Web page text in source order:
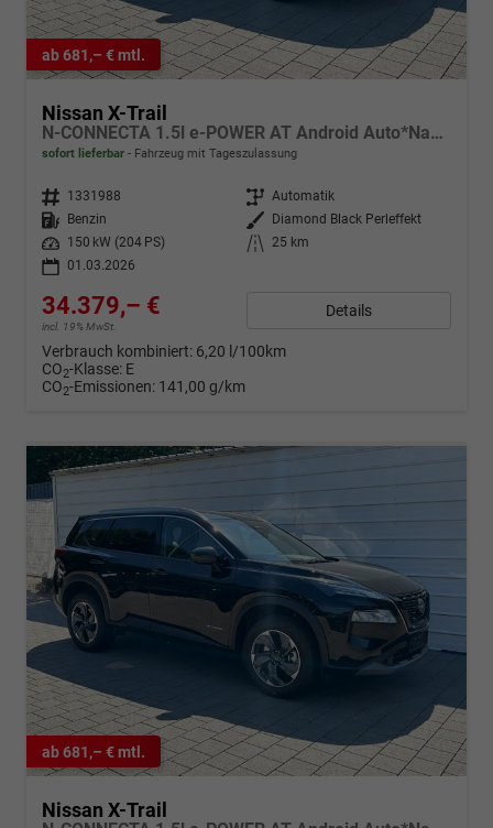
ab 681,– € mtl.
Nissan X-Trail
N-CONNECTA 1.5l e-POWER AT Android Auto*Navi*SHZ*3Z Klimaauto*360°*ACC*E-Heck
sofort lieferbar Fahrzeug mit Tageszulassung
Fahrzeugnr. 1331988 Getriebe Automatik
Kraftstoff
Benzin Außenfarbe
Diamond Black Perleffekt
Leistung
150 kW (204 PS) Kilometerstand
25 km
01.03.2026
34.379,– €
incl. 19% MwSt.
Details
Verbrauch kombiniert: 6,20 l/100km
CO2-Klasse: E
CO2-Emissionen: 141,00 g/km
ab 681,– € mtl.
Nissan X-Trail